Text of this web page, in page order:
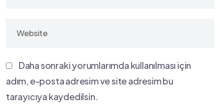
Daha sonraki yorumlarımda kullanılması için
adım, e-posta adresim ve site adresim bu
tarayıcıya kaydedilsin.